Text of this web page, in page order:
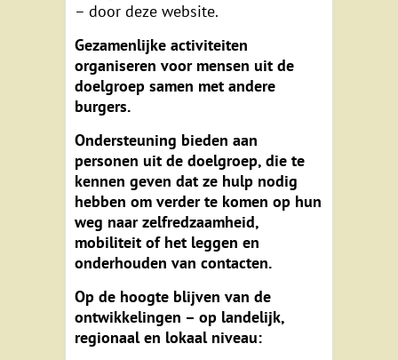
– door deze website.
Gezamenlijke activiteiten
organiseren voor mensen uit de
doelgroep samen met andere
burgers.
Ondersteuning bieden aan
personen uit de doelgroep, die te
kennen geven dat ze hulp nodig
hebben om verder te komen op hun
weg naar zelfredzaamheid,
mobiliteit of het leggen en
onderhouden van contacten.
Op de hoogte blijven van de
ontwikkelingen – op landelijk,
regionaal en lokaal niveau: